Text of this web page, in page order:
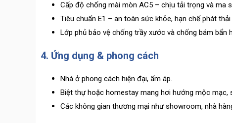
Cấp độ chống mài mòn AC5 – chịu tải trọng và ma
Tiêu chuẩn E1 – an toàn sức khỏe, hạn chế phát
Lớp phủ bảo vệ chống trầy xước và chống bám bẩn
4. Ứng dụng & phong cách
Nhà ở phong cách hiện đại, ấm áp.
Biệt thự hoặc homestay mang hơi hướng mộc mạc,
Các không gian thương mại như showroom, nhà